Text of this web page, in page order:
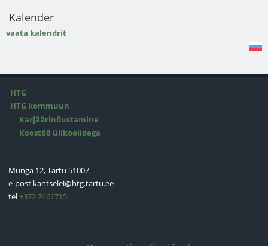
Kalender
vaata kalendrit
HTG
HTG kommuun
Karjäärinõustamine
Koostöö ülikoolidega
Munga 12, Tartu 51007
e-post kantselei@htg.tartu.ee
tel+372 7461715